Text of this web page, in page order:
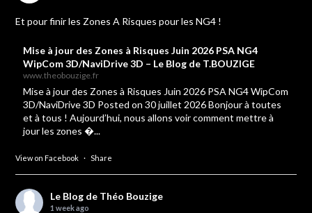
Et pour finir les Zones A Risques pour les NG4 !
Mise à jour des Zones à Risques Juin 2026 PSA NG4
WipCom 3D/NaviDrive 3D – Le Blog de T.BOUZIGE
www.theobouzige.fr
Mise à jour des Zones à Risques Juin 2026 PSA NG4 WipCom
3D/NaviDrive 3D Posted on 30 juillet 2026 Bonjour à toutes
et à tous ! Aujourd’hui, nous allons voir comment mettre à
jour les zones �...
View on Facebook · Share
Le Blog de Théo Bouzige
1 week ago